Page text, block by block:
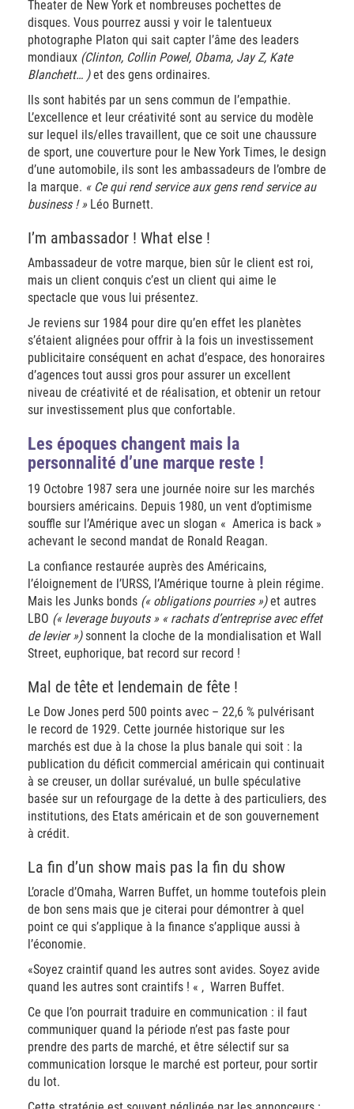
Theater de New York et nombreuses pochettes de
disques. Vous pourrez aussi y voir le talentueux
photographe Platon qui sait capter l’âme des leaders
mondiaux (Clinton, Collin Powel, Obama, Jay Z, Kate
Blanchett… )et des gens ordinaires.
Ils sont habités par un sens commun de l’empathie.
L’excellence et leur créativité sont au service du modèle
sur lequel ils/elles travaillent, que ce soit une chaussure
de sport, une couverture pour le New York Times, le design
d’une automobile, ils sont les ambassadeurs de l’ombre de
la marque. « Ce qui rend service aux gens rend service au
business ! » Léo Burnett.
I’m ambassador ! What else !
Ambassadeur de votre marque, bien sûr le client est roi,
mais un client conquis c’est un client qui aime le
spectacle que vous lui présentez.
Je reviens sur 1984 pour dire qu’en effet les planètes
s’étaient alignées pour offrir à la fois un investissement
publicitaire conséquent en achat d’espace, des honoraires
d’agences tout aussi gros pour assurer un excellent
niveau de créativité et de réalisation, et obtenir un retour
sur investissement plus que confortable.
Les époques changent mais la
personnalité d’une marque reste !
19 Octobre 1987 sera une journée noire sur les marchés
boursiers américains. Depuis 1980, un vent d’optimisme
souffle sur l’Amérique avec un slogan « America is back »
achevant le second mandat de Ronald Reagan.
La confiance restaurée auprès des Américains,
l’éloignement de l’URSS, l’Amérique tourne à plein régime.
Mais les Junks bonds (« obligations pourries »)et autres
LBO (« leverage buyouts » « rachats d’entreprise avec effet
de levier »)sonnent la cloche de la mondialisation et Wall
Street, euphorique, bat record sur record !
Mal de tête et lendemain de fête !
Le Dow Jones perd 500 points avec – 22,6 % pulvérisant
le record de 1929. Cette journée historique sur les
marchés est due à la chose la plus banale qui soit : la
publication du déficit commercial américain qui continuait
à se creuser, un dollar surévalué, un bulle spéculative
basée sur un refourgage de la dette à des particuliers, des
institutions, des Etats américain et de son gouvernement
à crédit.
La fin d’un show mais pas la fin du show
L’oracle d’Omaha, Warren Buffet, un homme toutefois plein
de bon sens mais que je citerai pour démontrer à quel
point ce qui s’applique à la finance s’applique aussi à
l’économie.
«Soyez craintif quand les autres sont avides. Soyez avide
quand les autres sont craintifs ! « , Warren Buffet.
Ce que l’on pourrait traduire en communication : il faut
communiquer quand la période n’est pas faste pour
prendre des parts de marché, et être sélectif sur sa
communication lorsque le marché est porteur, pour sortir
du lot.